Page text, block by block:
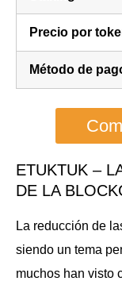
Precio por
Método de
ETUKTUK –
DE LA
La reducción de
siendo un tema
muchos han visto